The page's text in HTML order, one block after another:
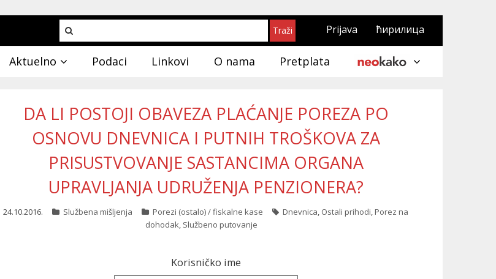
Prijava ћирилица
Aktuelno Podaci Linkovi O nama Pretplata
DA LI POSTOJI OBAVEZA PLAĆANJE POREZA PO
OSNOVU DNEVNICA I PUTNIH TROŠKOVA ZA
PRISUSTVOVANJE SASTANCIMA ORGANA
UPRAVLJANJA UDRUŽENJA PENZIONERA?
24.10.2016. Službena mišljenja Porezi (ostalo) / fiskalne kase Dnevnica, Ostali prihodi, Porez na
dohodak, Službeno putovanje
Korisničko ime